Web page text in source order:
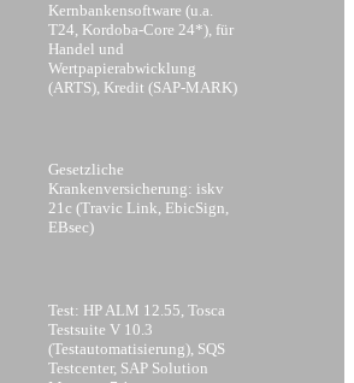
Kernbankensoftware (u.a.
T24, Kordoba-Core 24*), für
Handel und
Wertpapierabwicklung
(ARTS), Kredit (SAP-MARK)
Gesetzliche
Krankenversicherung: iskv
21c (Travic Link, EbicSign,
EBsec)
Test: HP ALM 12.55, Tosca
Testsuite V 10.3
(Testautomatisierung), SQS
Testcenter, SAP Solution